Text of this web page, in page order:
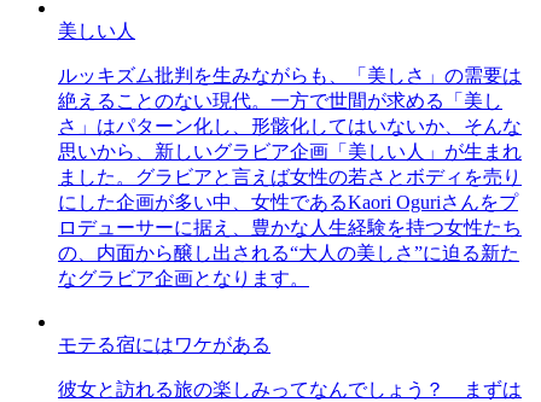
美しい人
ルッキズム批判を生みながらも、「美しさ」の需要は
絶えることのない現代。一方で世間が求める「美し
さ」はパターン化し、形骸化してはいないか、そんな
思いから、新しいグラビア企画「美しい人」が生まれ
ました。グラビアと言えば女性の若さとボディを売り
にした企画が多い中、女性であるKaori Oguriさんをプ
ロデューサーに据え、豊かな人生経験を持つ女性たち
の、内面から醸し出される“大人の美しさ”に迫る新た
なグラビア企画となります。
モテる宿にはワケがある
彼女と訪れる旅の楽しみってなんでしょう？ まずは